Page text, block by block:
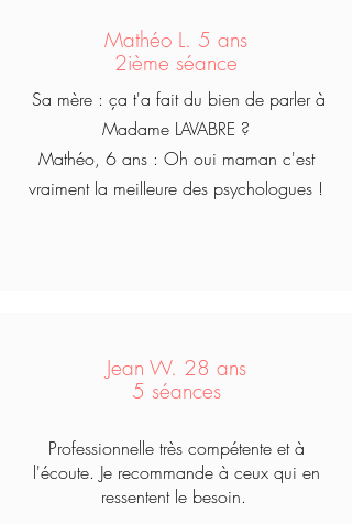
Mathéo L. 5 ans
2ième séance
Sa mère : ça t'a fait du bien de parler à
Madame LAVABRE ?
Mathéo, 6 ans : Oh oui maman c'est
vraiment la meilleure des psychologues !
Jean W. 28 ans
5 séances
Professionnelle très compétente et à
l'écoute. Je recommande à ceux qui en
ressentent le besoin.